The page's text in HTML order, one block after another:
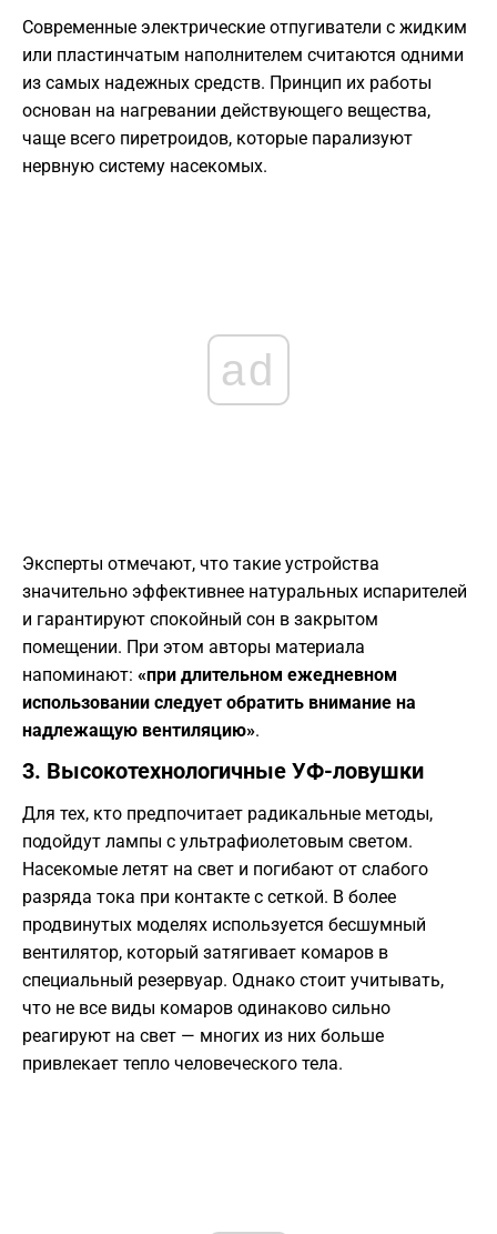
​Современные электрические отпугиватели с жидким
или пластинчатым наполнителем считаются одними
из самых надежных средств. Принцип их работы
основан на нагревании действующего вещества,
чаще всего пиретроидов, которые парализуют
нервную систему насекомых.
ad
​Эксперты отмечают, что такие устройства
значительно эффективнее натуральных испарителей
и гарантируют спокойный сон в закрытом
помещении. При этом авторы материала
напоминают: «при длительном ежедневном
использовании следует обратить внимание на
надлежащую вентиляцию».
​3. Высокотехнологичные УФ-ловушки
​Для тех, кто предпочитает радикальные методы,
подойдут лампы с ультрафиолетовым светом.
Насекомые летят на свет и погибают от слабого
разряда тока при контакте с сеткой. В более
продвинутых моделях используется бесшумный
вентилятор, который затягивает комаров в
специальный резервуар. Однако стоит учитывать,
что не все виды комаров одинаково сильно
реагируют на свет — многих из них больше
привлекает тепло человеческого тела.